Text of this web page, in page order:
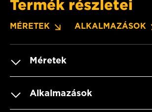
Termék részletei
MÉRETEK ALKALMAZÁSOK
Méretek
Alkalmazások